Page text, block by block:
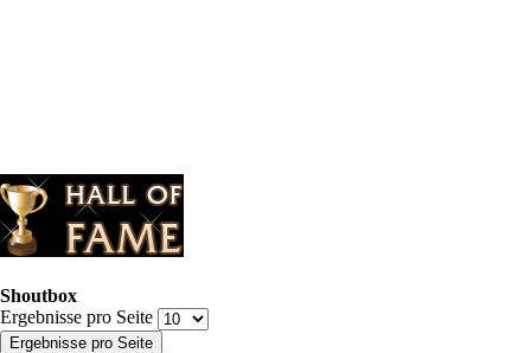
Shoutbox
Ergebnisse pro Seite